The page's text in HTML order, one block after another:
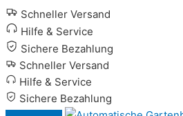
Zum
Inhalt
springen
Schneller Versand
Hilfe & Service
Sichere Bezahlung
Schneller Versand
Hilfe & Service
Sichere Bezahlung